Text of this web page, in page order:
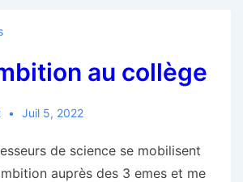
au collège
Juil 5, 2022
de science se mobilisent
auprès des 3 emes et me